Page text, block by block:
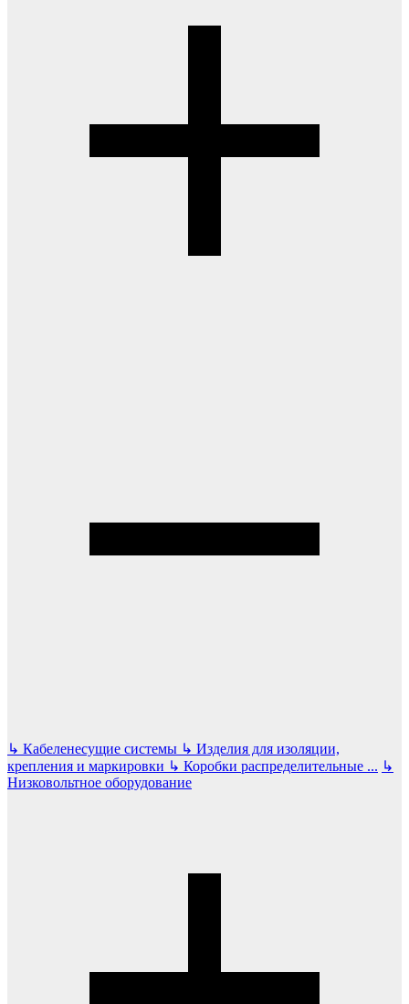
↳ Кабеленесущие системы ↳ Изделия для изоляции,
крепления и маркировки ↳ Коробки распределительные ... ↳
Низковольтное оборудование